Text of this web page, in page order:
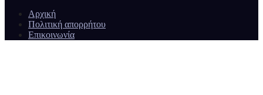
Αρχική
Πολιτική απορρήτου
Επικοινωνία